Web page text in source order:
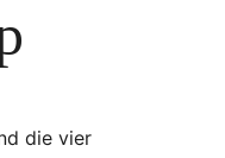
die vier